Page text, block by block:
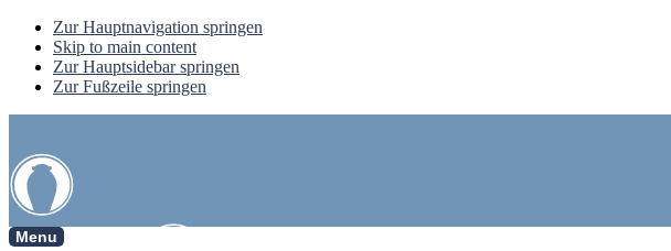
Zur Hauptnavigation springen
Skip to main content
Zur Hauptsidebar springen
Zur Fußzeile springen
Menu